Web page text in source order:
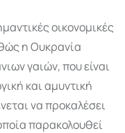
οικονομικές
η Ουκρανία
γαιών, που είναι
και αμυντική
να προκαλέσει
παρακολουθεί